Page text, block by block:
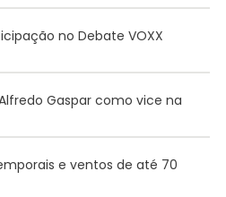
no Debate VOXX
Gaspar como vice na
e ventos de até 70